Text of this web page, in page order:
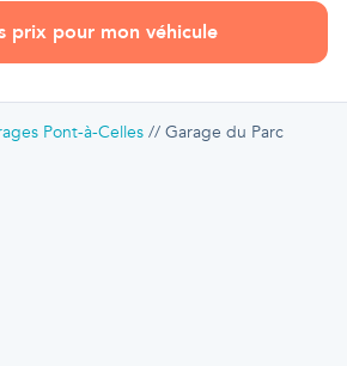
prix pour mon véhicule
Pont-à-Celles Garage du Parc